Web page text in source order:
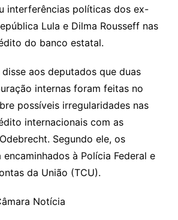
interferências políticas dos ex-
Lula e Dilma Rousseff nas
do banco estatal.
aos deputados que duas
internas foram feitas no
possíveis irregularidades nas
internacionais com as
Segundo ele, os
à Polícia Federal e
da União (TCU).
Notícia